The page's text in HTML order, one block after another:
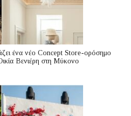
ένα νέο Concept Store-ορόσημο
Βενιέρη στη Μύκονο